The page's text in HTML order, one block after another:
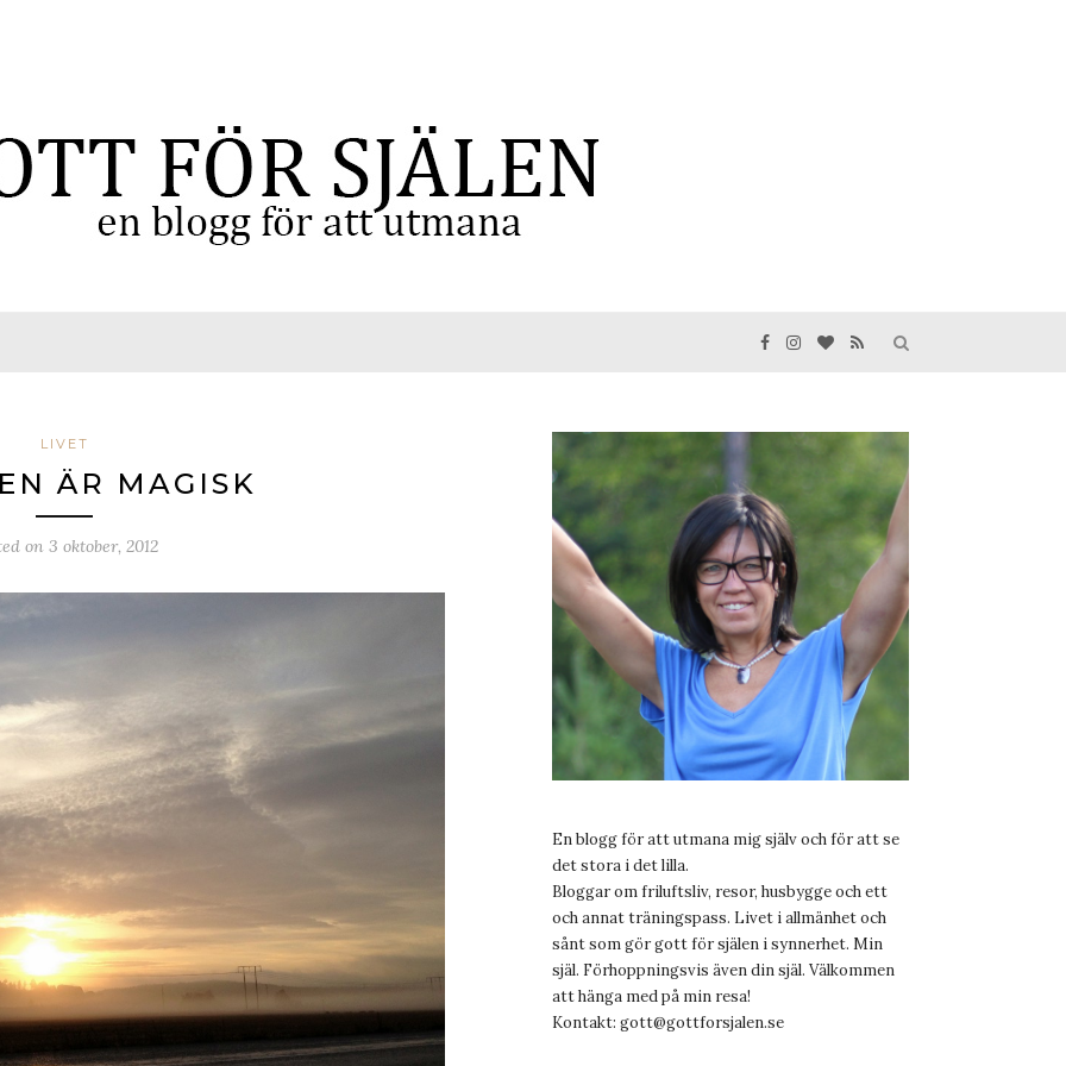
LIVET
ÄR MAGISK
on 3 oktober, 2012
En blogg för att utmana mig själv och för att se
det stora i det lilla.
Bloggar om friluftsliv, resor, husbygge och ett
och annat träningspass. Livet i allmänhet och
sånt som gör gott för själen i synnerhet. Min
själ. Förhoppningsvis även din själ. Välkommen
att hänga med på min resa!
Kontakt: gott@gottforsjalen.se